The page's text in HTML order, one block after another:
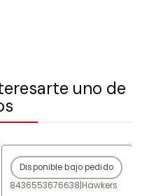
uno de
-80%OFF
Agotado
Disponible bajo pedido
8436553676638|Hawkers